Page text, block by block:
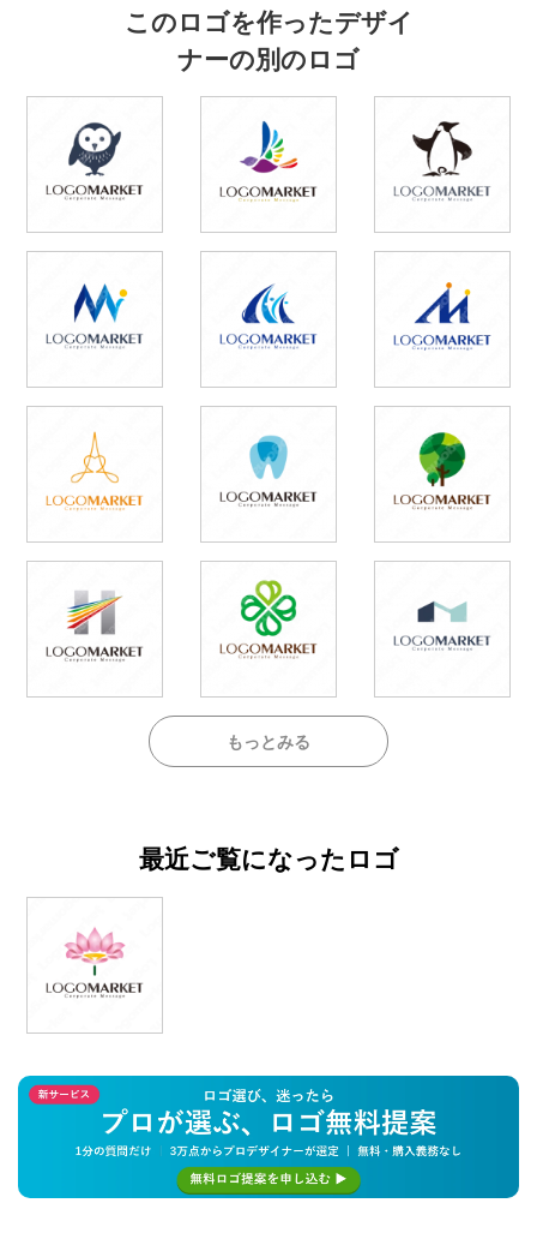
このロゴを作ったデザイ
ナーの別のロゴ
もっとみる
最近ご覧になったロゴ